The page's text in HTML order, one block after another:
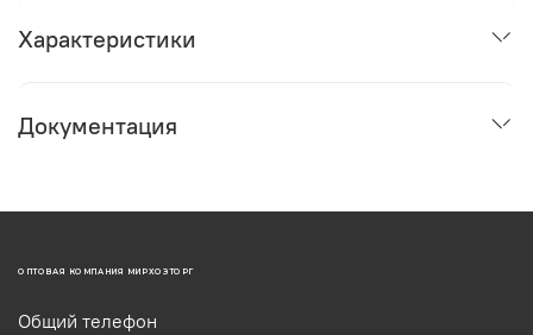
Характеристики
Документация
ОПТОВАЯ КОМПАНИЯ МИРХОЗТОРГ
Общий телефон